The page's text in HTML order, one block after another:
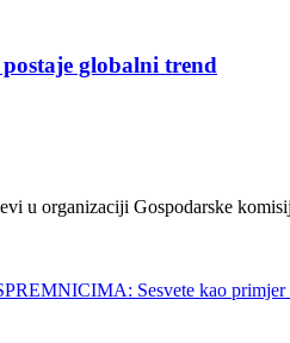
globalni trend
u organizaciji Gospodarske
Sesvete kao primjer